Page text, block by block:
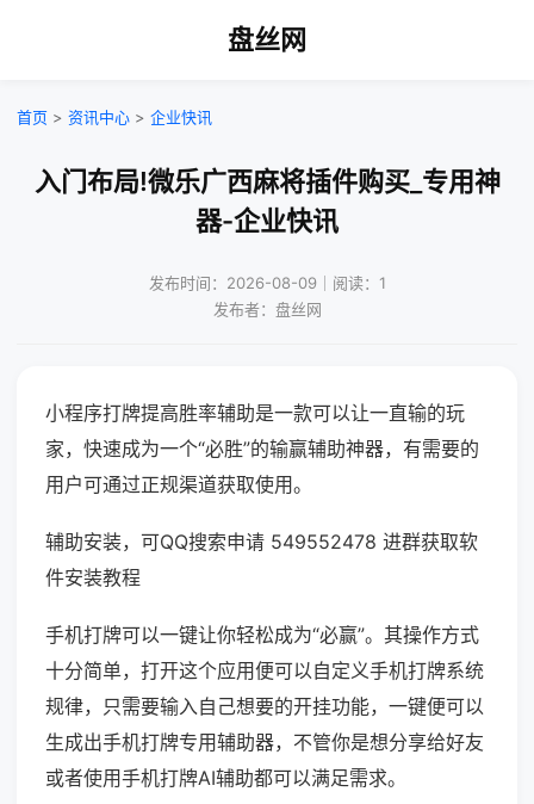
盘丝网
首页 > 资讯中心 > 企业快讯
入门布局!微乐广西麻将插件购买_专用神
器-企业快讯
发布时间：2026-08-09｜阅读：1
发布者：盘丝网
小程序打牌提高胜率辅助是一款可以让一直输的玩
家，快速成为一个“必胜”的输赢辅助神器，有需要的
用户可通过正规渠道获取使用。
辅助安装，可QQ搜索申请 549552478 进群获取软
件安装教程
手机打牌可以一键让你轻松成为“必赢”。其操作方式
十分简单，打开这个应用便可以自定义手机打牌系统
规律，只需要输入自己想要的开挂功能，一键便可以
生成出手机打牌专用辅助器，不管你是想分享给好友
或者使用手机打牌AI辅助都可以满足需求。